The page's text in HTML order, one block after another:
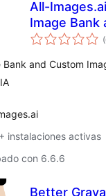
All-
Image Bank
Custom
Bank and Custom
instalaciones activas
con 6.6.6
Better